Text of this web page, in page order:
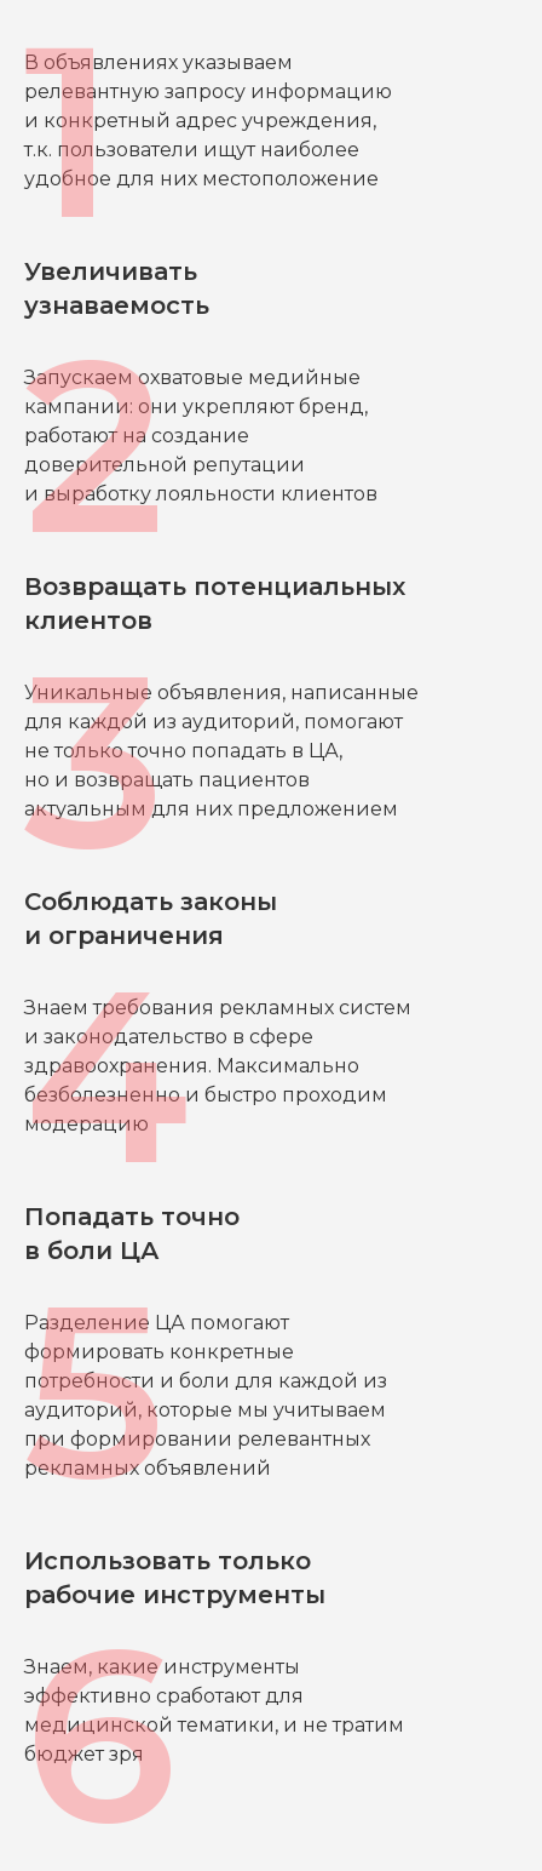
В объявлениях указываем
релевантную запросу информацию
и конкретный адрес учреждения,
т.к. пользователи ищут наиболее
удобное для них местоположение
Увеличивать
узнаваемость
Запускаем охватовые медийные
кампании: они укрепляют бренд,
работают на создание
доверительной репутации
и выработку лояльности клиентов
Возвращать потенциальных
клиентов
Уникальные объявления, написанные
для каждой из аудиторий, помогают
не только точно попадать в ЦА,
но и возвращать пациентов
актуальным для них предложением
Соблюдать законы
и ограничения
Знаем требования рекламных систем
и законодательство в сфере
здравоохранения. Максимально
безболезненно и быстро проходим
модерацию
Попадать точно
в боли ЦА
Разделение ЦА помогают
формировать конкретные
потребности и боли для каждой из
аудиторий, которые мы учитываем
при формировании релевантных
рекламных объявлений
Использовать только
рабочие инструменты
Знаем, какие инструменты
эффективно сработают для
медицинской тематики, и не тратим
бюджет зря